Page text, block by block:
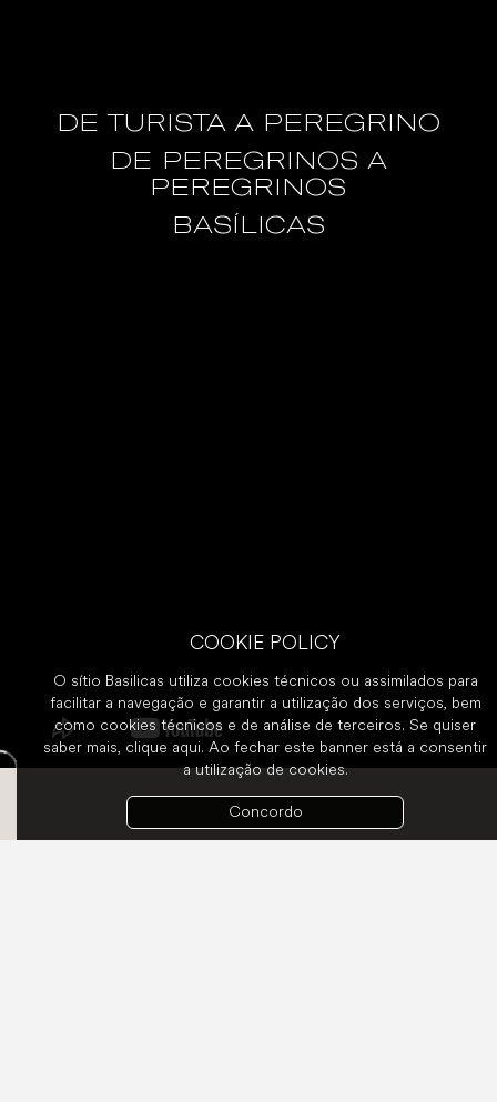
DE TURISTA A PEREGRINO
DE PEREGRINOS A
PEREGRINOS
BASÍLICAS
COOKIE POLICY
O sítio Basilicas utiliza cookies técnicos ou assimilados para
facilitar a navegação e garantir a utilização dos serviços, bem
como cookies técnicos e de análise de terceiros. Se quiser
saber mais, clique aqui. Ao fechar este banner está a consentir
a utilização de cookies.
Concordo